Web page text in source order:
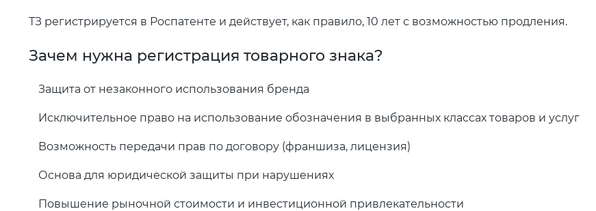
ТЗ регистрируется в Роспатенте и действует, как правило, 10 лет с возможностью продления.
Зачем нужна регистрация товарного знака?
Защита от незаконного использования бренда
Исключительное право на использование обозначения в выбранных классах товаров и услуг
Возможность передачи прав по договору (франшиза, лицензия)
Основа для юридической защиты при нарушениях
Повышение рыночной стоимости и инвестиционной привлекательности